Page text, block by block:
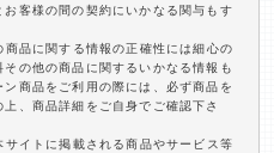
客様の間の契約にいかなる関与もす
品に関する情報の正確性には細心の
の他の商品に関するいかなる情報も
商品をご利用の際には、必ず商品を
、商品詳細をご自身でご確認下さ
イトに掲載される商品やサービス等